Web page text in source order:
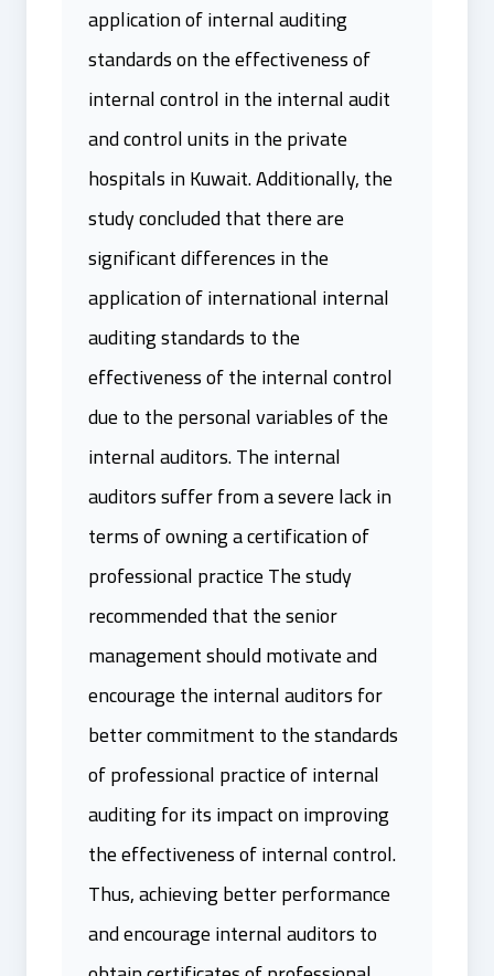
application of internal auditing
standards on the effectiveness of
internal control in the internal audit
and control units in the private
hospitals in Kuwait. Additionally, the
study concluded that there are
significant differences in the
application of international internal
auditing standards to the
effectiveness of the internal control
due to the personal variables of the
internal auditors. The internal
auditors suffer from a severe lack in
terms of owning a certification of
professional practice The study
recommended that the senior
management should motivate and
encourage the internal auditors for
better commitment to the standards
of professional practice of internal
auditing for its impact on improving
the effectiveness of internal control.
Thus, achieving better performance
and encourage internal auditors to